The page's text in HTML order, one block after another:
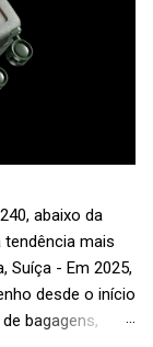
abaixo da
mais
Suíça - Em 2025,
desde o início
bagagens,